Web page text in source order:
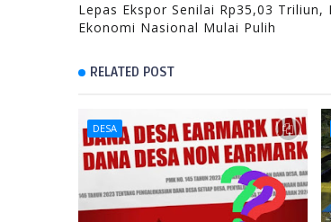
Lepas Ekspor Senilai Rp35,03 Triliun,
Ekonomi Nasional Mulai Pulih
RELATED POST
DESA